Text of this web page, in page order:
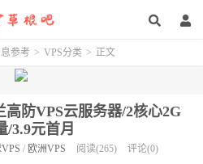
参考 > VPS分类 > 正文
防VPS云服务器/2核心2G
/3.9元首月
/ 欧洲VPS 阅读(265) 评论(0)